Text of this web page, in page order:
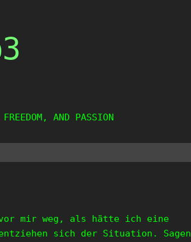
AND PASSION
mir weg, als hätte ich eine
sich der Situation. Sagen